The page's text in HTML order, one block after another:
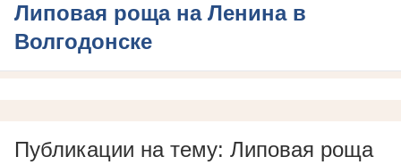
Липовая роща на Ленина в
Волгодонске
Публикации на тему: Липовая роща